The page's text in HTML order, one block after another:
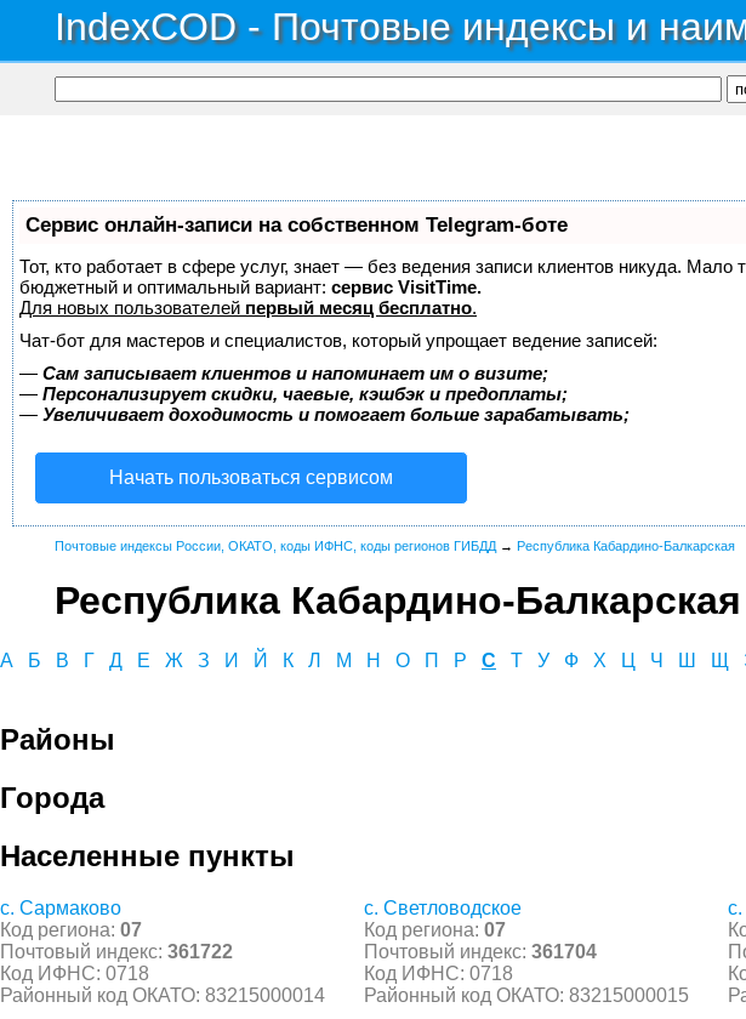
IndexCOD - Почтовые индексы и
Сервис онлайн-записи на собственном Telegram-боте
Тот, кто работает в сфере услуг, знает — без ведения записи клиентов никуда.
бюджетный и оптимальный вариант: сервис VisitTime.
Для новых пользователей первый месяц бесплатно.
Чат-бот для мастеров и специалистов, который упрощает ведение записей:
— Сам записывает клиентов и напоминает им о визите;
— Персонализирует скидки, чаевые, кэшбэк и предоплаты;
— Увеличивает доходимость и помогает больше зарабатывать;
Начать пользоваться сервисом
Почтовые индексы России, ОКАТО, коды ИФНС, коды регионов ГИБДД → Республика Кабардино-Балкарская
Республика Кабардино-Балкарская
А Б В Г Д Е Ж З И Й К Л М Н О П Р С Т У Ф Х Ц Ч Ш Щ
Районы
Города
Населенные пункты
с. Сармаково
Код региона: 07
Почтовый индекс: 361722
Код ИФНС: 0718
Районный код ОКАТО: 83215000014
с. Светловодское
Код региона: 07
Почтовый индекс: 361704
Код ИФНС: 0718
Районный код ОКАТО: 83215000015